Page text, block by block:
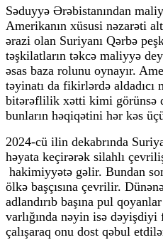
Səduyyə Ərəbistanından
Amerikanın xüsusi nəzarəti
ərazi olan Suriyanı Qərbə
təşkilatların təkcə maliyyə
əsas baza rolunu oynayır.
təyinatı da fikirlərdə aldadıcı
bitərəflilik xətti kimi görünsə
bunların həqiqətini hər kəs
2024-cü ilin dekabrında
həyata keçirərək silahlı
hakimiyyətə gəlir. Bundan
ölkə başçısına çevrilir.
adlandırıb başına pul
varlığında nəyin isə
çalışaraq onu dost qəbul